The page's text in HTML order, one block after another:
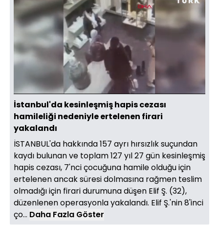
Sesi
Aç
Yüklendi
70.86%
Oynatma
Hızı
İstanbul'da kesinleşmiş hapis cezası
hamileliği nedeniyle ertelenen firari
yakalandı
İSTANBUL'da hakkında 157 ayrı hırsızlık suçundan
kaydı bulunan ve toplam 127 yıl 27 gün kesinleşmiş
hapis cezası, 7'nci çocuğuna hamile olduğu için
ertelenen ancak süresi dolmasına rağmen teslim
olmadığı için firari durumuna düşen Elif Ş. (32),
düzenlenen operasyonla yakalandı. Elif Ş.'nin 8'inci
ço... Daha Fazla Göster